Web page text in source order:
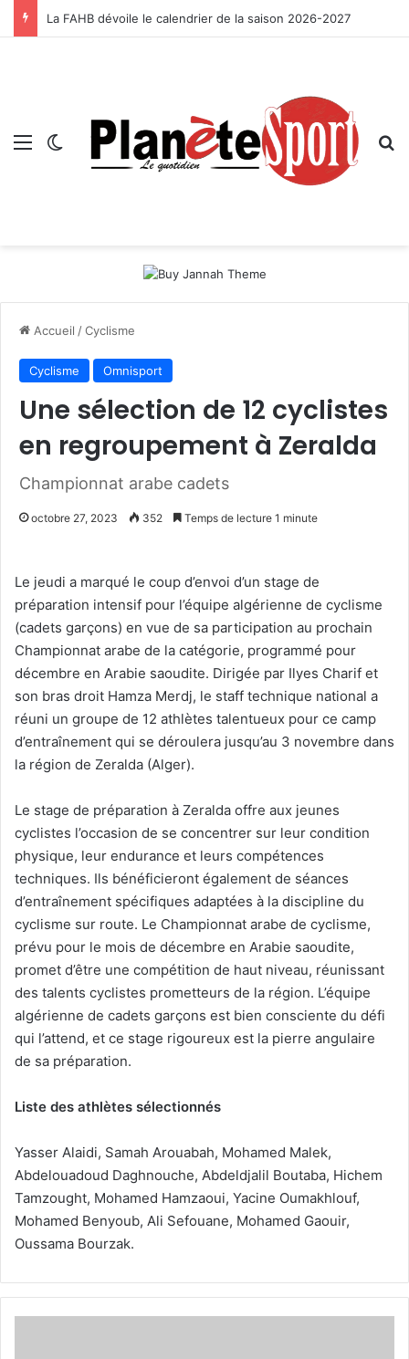
La FAHB dévoile le calendrier de la saison 2026-2027
Menu Switch skin
Accueil /Cyclisme
Cyclisme Omnisport
Une sélection de 12 cyclistes
en regroupement à Zeralda
Championnat arabe cadets
octobre 27, 2023 352 Temps de lecture 1 minute
Le jeudi a marqué le coup d’envoi d’un stage de
préparation intensif pour l’équipe algérienne de cyclisme
(cadets garçons) en vue de sa participation au prochain
Championnat arabe de la catégorie, programmé pour
décembre en Arabie saoudite. Dirigée par Ilyes Charif et
son bras droit Hamza Merdj, le staff technique national a
réuni un groupe de 12 athlètes talentueux pour ce camp
d’entraînement qui se déroulera jusqu’au 3 novembre dans
la région de Zeralda (Alger).
Le stage de préparation à Zeralda offre aux jeunes
cyclistes l’occasion de se concentrer sur leur condition
physique, leur endurance et leurs compétences
techniques. Ils bénéficieront également de séances
d’entraînement spécifiques adaptées à la discipline du
cyclisme sur route. Le Championnat arabe de cyclisme,
prévu pour le mois de décembre en Arabie saoudite,
promet d’être une compétition de haut niveau, réunissant
des talents cyclistes prometteurs de la région. L’équipe
algérienne de cadets garçons est bien consciente du défi
qui l’attend, et ce stage rigoureux est la pierre angulaire
de sa préparation.
Liste des athlètes sélectionnés
Yasser Alaidi, Samah Arouabah, Mohamed Malek,
Abdelouadoud Daghnouche, Abdeldjalil Boutaba, Hichem
Tamzought, Mohamed Hamzaoui, Yacine Oumakhlouf,
Mohamed Benyoub, Ali Sefouane, Mohamed Gaouir,
Oussama Bourzak.